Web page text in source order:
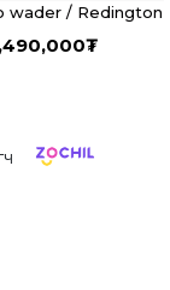
wader / Redington
₮